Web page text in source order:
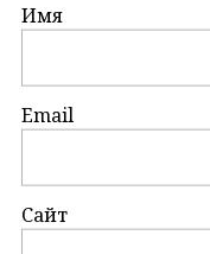
Имя
Email
Сайт